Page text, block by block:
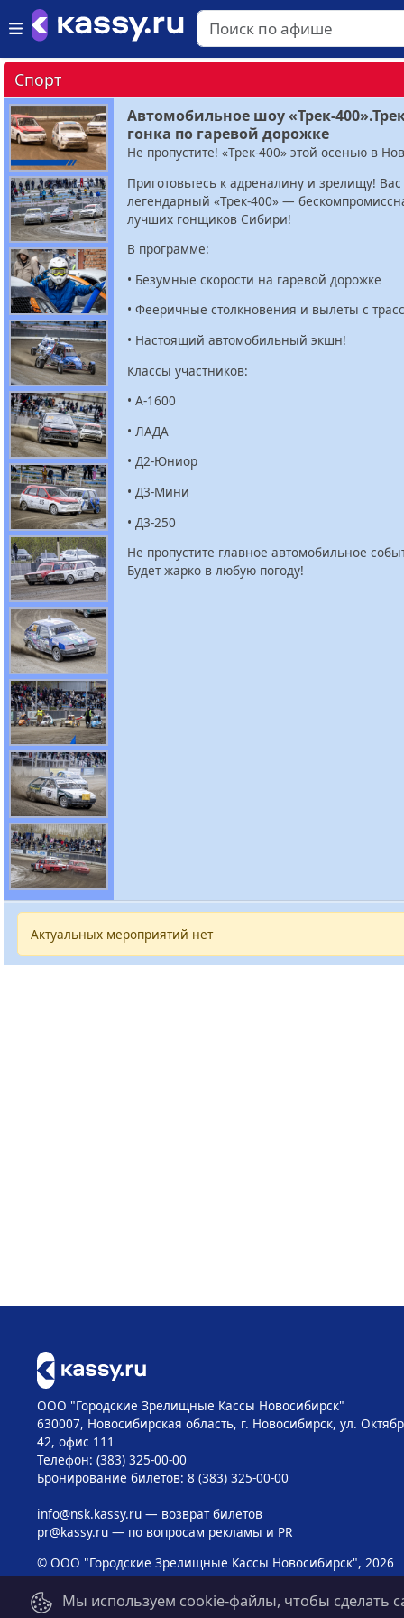
Спорт
Автомобильное шоу «Трек-
гонка по гаревой дорожке
Не пропустите! «Трек-400» этой осенью в
Приготовьтесь к адреналину и зрелищу!
легендарный «Трек-400» —
лучших гонщиков Сибири!
В программе:
• Безумные скорости на гаревой дорожке
• Фееричные столкновения и вылеты с
• Настоящий автомобильный экшн!
Классы участников:
• А-1600
• ЛАДА
• Д2-Юниор
• Д3-Мини
• Д3-250
Не пропустите главное автомобильное
Будет жарко в любую погоду!
Актуальных мероприятий нет
ООО "Городские Зрелищные Кассы Новосибирск"
630007, Новосибирская область, г. Новосибирск, ул.
42, офис 111
Телефон: (383) 325-00-00
Бронирование билетов: 8 (383) 325-00-00
info@nsk.kassy.ru— возврат билетов
pr@kassy.ru— по вопросам рекламы и PR
© ООО "Городские Зрелищные Кассы Новосибирск", 2026
Мы используем cookie-файлы, чтобы сделать